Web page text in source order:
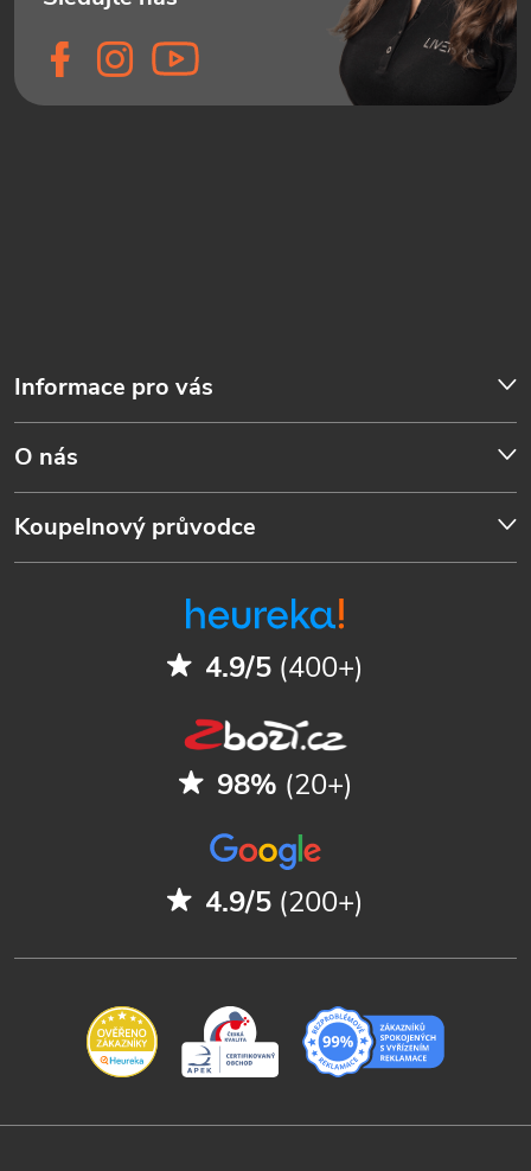
Informace pro vás
O nás
Koupelnový průvodce
4.9/5 (400+)
98% (20+)
4.9/5 (200+)